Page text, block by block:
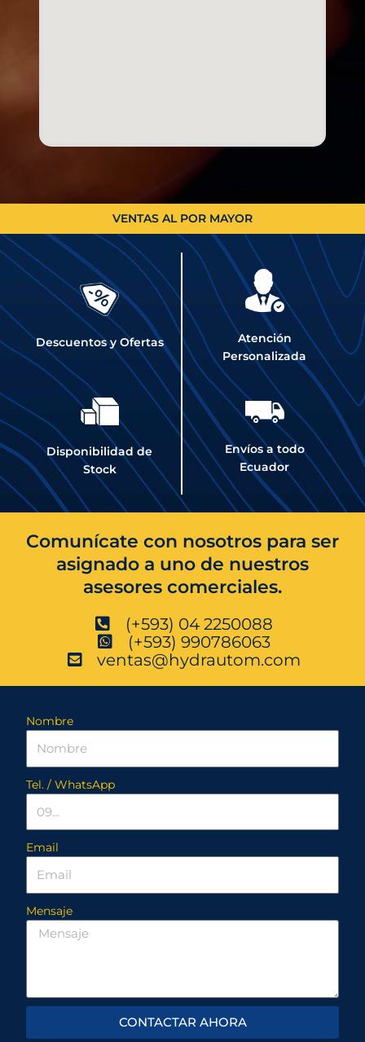
VENTAS AL POR MAYOR
Descuentos y Ofertas
Atención
Personalizada
Disponibilidad de
Stock
Envíos a todo
Ecuador
Comunícate con nosotros para ser
asignado a uno de nuestros
asesores comerciales.
(+593) 04 2250088
(+593) 990786063
ventas@hydrautom.com
Nombre
Tel. / WhatsApp
Email
Mensaje
CONTACTAR AHORA